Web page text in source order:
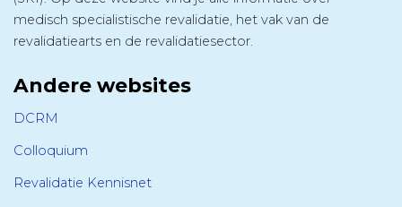
medisch specialistische revalidatie, het vak van de
revalidatiearts en de revalidatiesector.
Andere websites
DCRM
Colloquium
Revalidatie Kennisnet